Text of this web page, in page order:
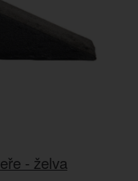
- želva